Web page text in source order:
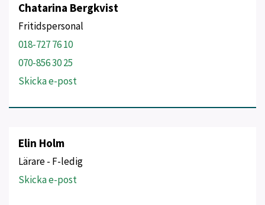
Chatarina Bergkvist
Fritidspersonal
018-727 76 10
070-856 30 25
Skicka e-post
Elin Holm
Lärare - F-ledig
Skicka e-post